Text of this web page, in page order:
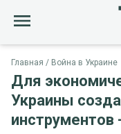
Главная Война в Украине
Для
Украины